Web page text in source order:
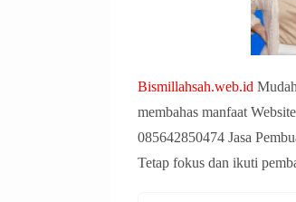
Bismillahsah.web.id
membahas manfaat
085642850474 Jasa
Tetap fokus dan ikuti